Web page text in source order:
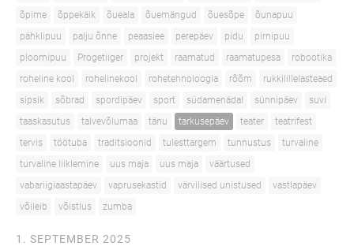
õpime
õppekäik õueala õuemängud õuesõpe
õunapuu
pähklipuu
palju õnne peaasiee perepäev pidu
pirnipuu
ploomipuu
Progetiiger projekt raamatud raamatupesa
robootika
roheline kool
rohelinekool rohetehnoloogia rõõm
rukkilillelasteaed
sipsik
sõbrad spordipäev sport südamenädal sünnipäev
suvi
taaskasutus
talvevõlumaa tänu tarkusepäev teater
teatrifest
tervis
töötuba traditsioonid tulesttargem tunnustus
turvaline
turvaline liiklemine
uus maja uus maja
väärtused
vabariigiaastapäev
vaprusekastid värvilised unistused
vastlapäev
võileib
võistlus zumba
1. SEPTEMBER 2025